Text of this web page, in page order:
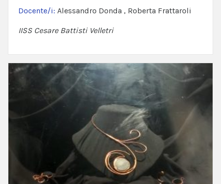
Docente/i: Alessandro Donda , Roberta Frattaroli
IISS Cesare Battisti Velletri